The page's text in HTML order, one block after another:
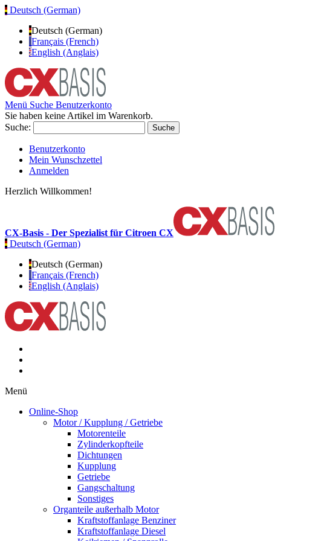
Deutsch (German)
Deutsch (German)
Français (French)
English (Anglais)
Menü Suche Benutzerkonto
Sie haben keine Artikel im Warenkorb.
Suche:
Suche
Benutzerkonto
Mein Wunschzettel
Anmelden
Herzlich Willkommen!
CX-Basis - Der Spezialist für Citroen CX
Deutsch (German)
Deutsch (German)
Français (French)
English (Anglais)
Menü
Online-Shop
Motor / Kupplung / Getriebe
Motorenteile
Zylinderkopfteile
Dichtungen
Kupplung
Getriebe
Gangschaltung
Sonstiges
Organteile außerhalb Motor
Kraftstoffanlage Benziner
Kraftstoffanlage Diesel